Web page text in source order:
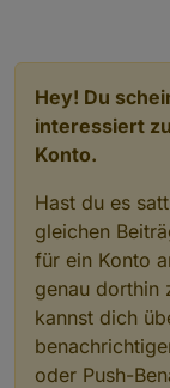
Wenn
true,
Typ
Hey! Du
interessiert
Konto.
Hast du es
gleichen
für ein Konto
genau dorthin
kannst dich
oder Push-